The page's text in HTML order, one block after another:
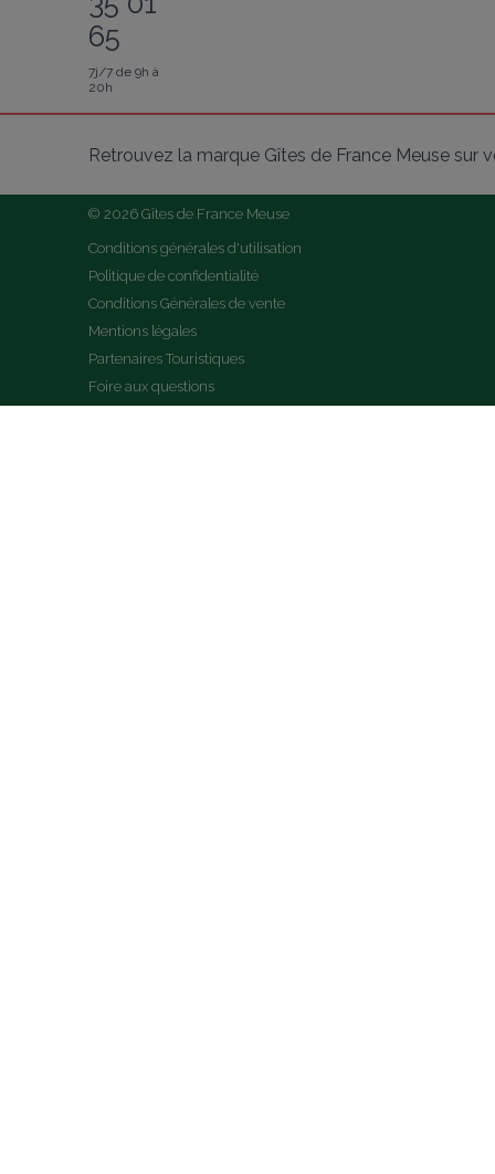
65
7j/7 de 9h à
20h
Retrouvez la marque Gîtes de France Meuse sur
© 2026 Gîtes de France Meuse
Conditions générales d'utilisation
Politique de confidentialité
Conditions Générales de vente
Mentions légales
Partenaires Touristiques
Foire aux questions